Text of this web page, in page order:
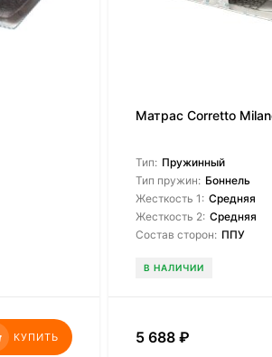
КУПИТЬ
Матрас Corretto
Тип: Пружинный
Тип пружин: Боннель
Жесткость 1: Средняя
Жесткость 2: Средняя
Состав сторон: ППУ
В НАЛИЧИИ
5 688₽